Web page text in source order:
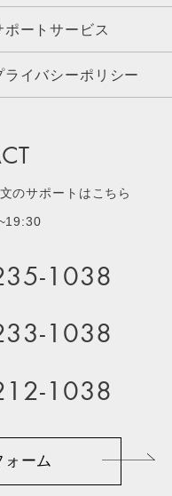
ポートサービス
ライバシーポリシー
のサポートはこちら
1038
1038
1038
ォーム